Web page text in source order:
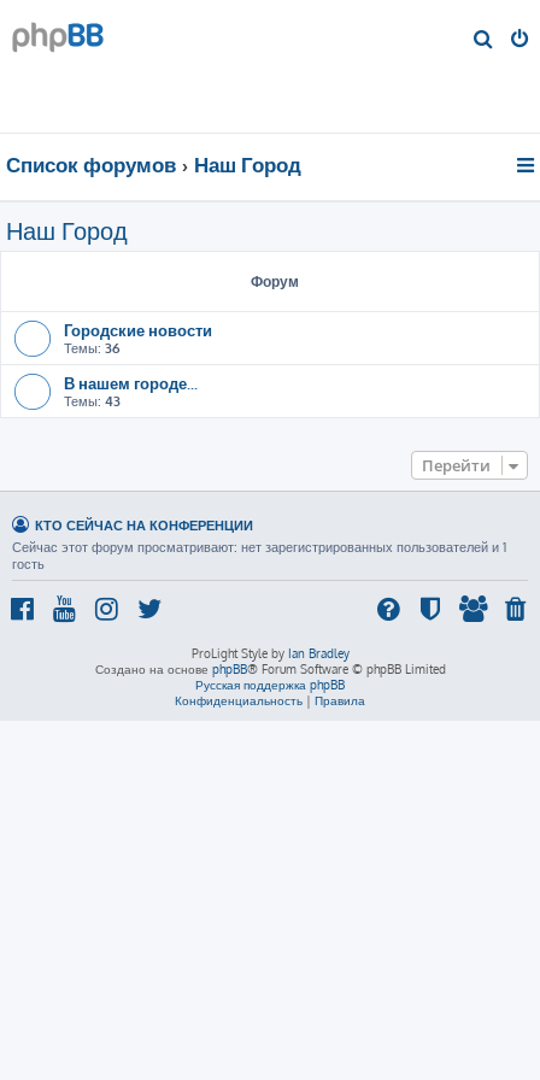
Список форумов Наш Город
Наш Город
Форум
Городские новости
Темы: 36
В нашем городе...
Темы: 43
Перейти
КТО СЕЙЧАС НА КОНФЕРЕНЦИИ
Сейчас этот форум просматривают: нет зарегистрированных пользователей и 1
гость
ProLight Style by Ian Bradley
Создано на основе phpBB® Forum Software © phpBB Limited
Русская поддержка phpBB
Конфиденциальность | Правила